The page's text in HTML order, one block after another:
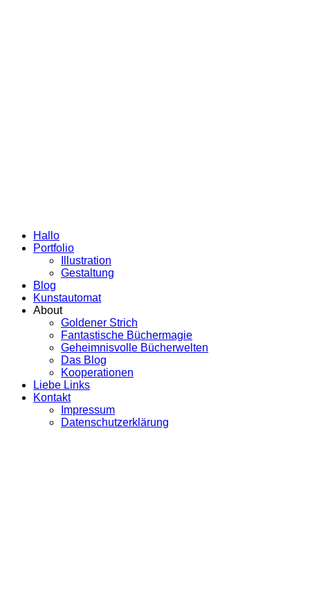
Hallo
Portfolio
Illustration
Gestaltung
Blog
Kunstautomat
About
Goldener Strich
Fantastische Büchermagie
Geheimnisvolle Bücherwelten
Das Blog
Kooperationen
Liebe Links
Kontakt
Impressum
Datenschutzerklärung